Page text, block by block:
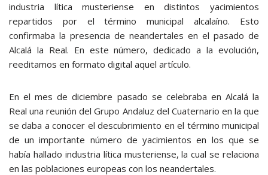
industria lítica musteriense en distintos yacimientos
repartidos por el término municipal alcalaíno. Esto
confirmaba la presencia de neandertales en el pasado de
Alcalá la Real. En este número, dedicado a la evolución,
reeditamos en formato digital aquel artículo.
En el mes de diciembre pasado se celebraba en Alcalá la
Real una reunión del Grupo Andaluz del Cuaternario en la que
se daba a conocer el descubrimiento en el término municipal
de un importante número de yacimientos en los que se
había hallado industria lítica musteriense, la cual se relaciona
en las poblaciones europeas con los neandertales.